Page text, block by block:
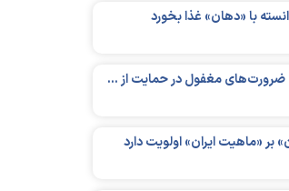
غربالگری و آگاهی‌بخشی؛ ضرورت‌های مغفول در حمایت از بیماران «نقص ایمنی اولیه»
«ماهیت ایران» اولویت دارد